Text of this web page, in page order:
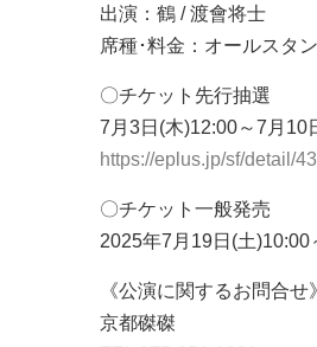
出演：鶴 / 渡會将士
席種･料金：オールスタ
〇チケット先行抽選
7月3日(木)12:00～7月10
https://eplus.jp/sf/detail/
〇チケット一般発売
2025年7⽉19⽇(⼟)10:00
《公演に関するお問合せ》
京都磔磔